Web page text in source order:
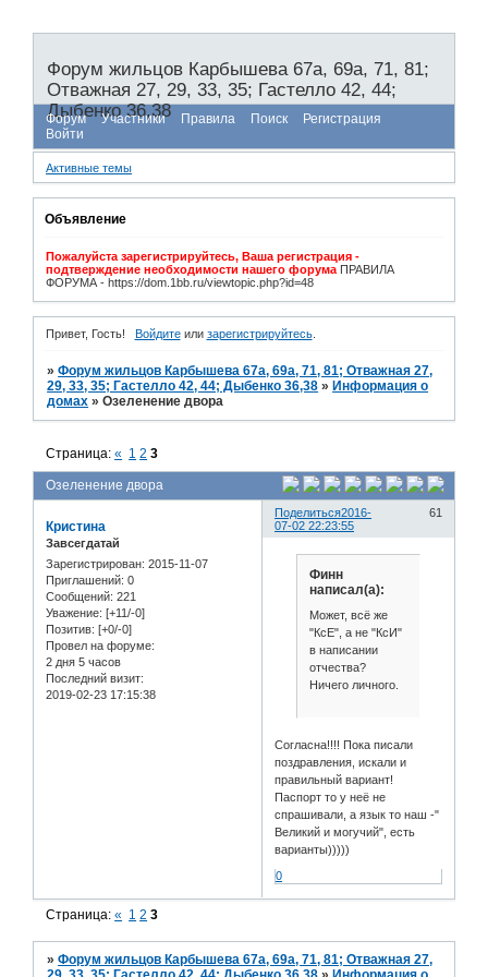
Форум жильцов Карбышева 67а, 69а, 71, 81;
Отважная 27, 29, 33, 35; Гастелло 42, 44;
Дыбенко 36,38
Форум Участники Правила Поиск
Регистрация
Войти
Активные темы
Объявление
Пожалуйста зарегистрируйтесь, Ваша регистрация -
подтверждение необходимости нашего форума ПРАВИЛА
ФОРУМА - https://dom.1bb.ru/viewtopic.php?id=48
Привет, Гость! Войдитеили зарегистрируйтесь.
»Форум жильцов Карбышева 67а, 69а, 71, 81; Отважная 27,
29, 33, 35; Гастелло 42, 44; Дыбенко 36,38 » Информация о
домах »Озеленение двора
Озеленение двора
Страница:« 1 2 3
Поделиться 61
2016-
07-02 22:23:55
Кристина
Завсегдатай
Зарегистрирован: 2015-11-07
Приглашений: 0
Сообщений: 221
Уважение: [+11/-0]
Позитив: [+0/-0]
Провел на форуме:
2 дня 5 часов
Последний визит:
2019-02-23 17:15:38
Финн
написал(а):
Может, всё же
"КсЕ", а не "КсИ"
в написании
отчества?
Ничего личного.
Согласна!!!! Пока писали
поздравления, искали и
правильный вариант!
Паспорт то у неё не
спрашивали, а язык то наш -"
Великий и могучий", есть
варианты)))))
0
Страница:« 1 2 3
»Форум жильцов Карбышева 67а, 69а, 71, 81; Отважная 27,